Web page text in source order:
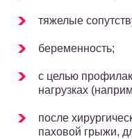
тяжелые
беременность;
с целью
нагрузках
после
паховой грыжи,